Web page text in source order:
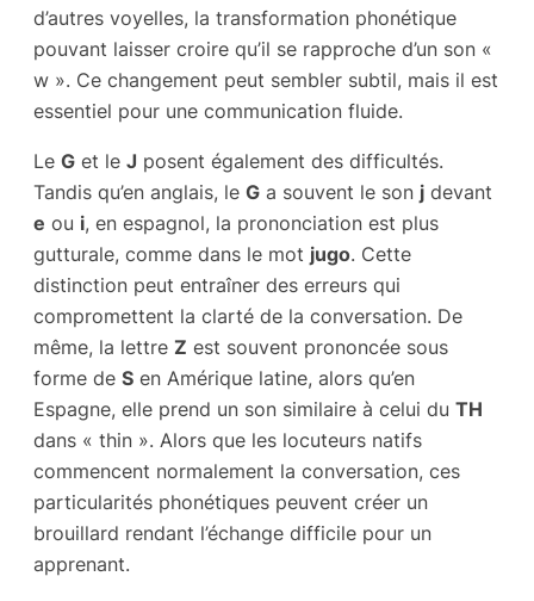
d’autres voyelles, la transformation phonétique
pouvant laisser croire qu’il se rapproche d’un son «
w ». Ce changement peut sembler subtil, mais il est
essentiel pour une communication fluide.
Le G et le J posent également des difficultés.
Tandis qu’en anglais, le G a souvent le son j devant
e ou i, en espagnol, la prononciation est plus
gutturale, comme dans le mot jugo. Cette
distinction peut entraîner des erreurs qui
compromettent la clarté de la conversation. De
même, la lettre Z est souvent prononcée sous
forme de S en Amérique latine, alors qu’en
Espagne, elle prend un son similaire à celui du TH
dans « thin ». Alors que les locuteurs natifs
commencent normalement la conversation, ces
particularités phonétiques peuvent créer un
brouillard rendant l’échange difficile pour un
apprenant.